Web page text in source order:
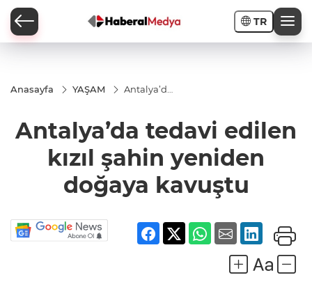
TR
Anasayfa YAŞAM
Antalya’da
kızıl şahin
yeniden
kavuştu
Antalya’da tedavi edilen
kızıl şahin yeniden
doğaya kavuştu